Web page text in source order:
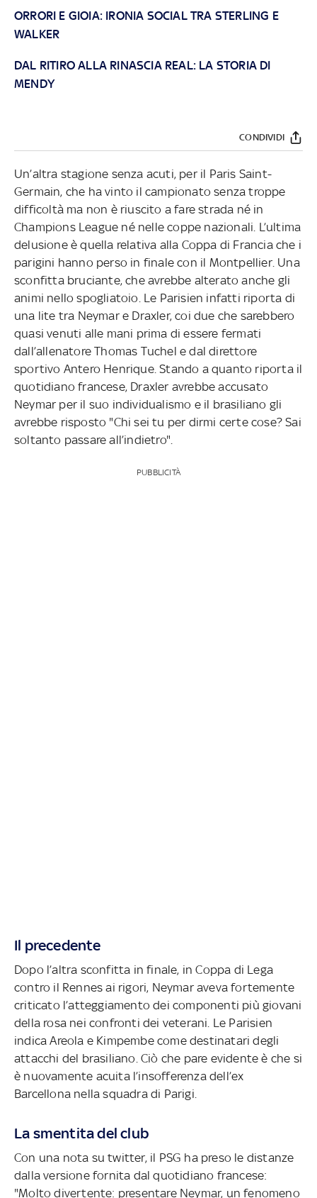
ORRORI E GIOIA: IRONIA SOCIAL TRA STERLING E
WALKER
DAL RITIRO ALLA RINASCIA REAL: LA STORIA DI
MENDY
CONDIVIDI
Un’altra stagione senza acuti, per il Paris Saint-
Germain, che ha vinto il campionato senza troppe
difficoltà ma non è riuscito a fare strada né in
Champions League né nelle coppe nazionali. L’ultima
delusione è quella relativa alla Coppa di Francia che i
parigini hanno perso in finale con il Montpellier. Una
sconfitta bruciante, che avrebbe alterato anche gli
animi nello spogliatoio. Le Parisien infatti riporta di
una lite tra Neymar e Draxler, coi due che sarebbero
quasi venuti alle mani prima di essere fermati
dall’allenatore Thomas Tuchel e dal direttore
sportivo Antero Henrique. Stando a quanto riporta il
quotidiano francese, Draxler avrebbe accusato
Neymar per il suo individualismo e il brasiliano gli
avrebbe risposto "Chi sei tu per dirmi certe cose? Sai
soltanto passare all’indietro".
PUBBLICITÀ
Il precedente
Dopo l’altra sconfitta in finale, in Coppa di Lega
contro il Rennes ai rigori, Neymar aveva fortemente
criticato l’atteggiamento dei componenti più giovani
della rosa nei confronti dei veterani. Le Parisien
indica Areola e Kimpembe come destinatari degli
attacchi del brasiliano. Ciò che pare evidente è che si
è nuovamente acuita l’insofferenza dell’ex
Barcellona nella squadra di Parigi.
La smentita del club
Con una nota su twitter, il PSG ha preso le distanze
dalla versione fornita dal quotidiano francese:
"Molto divertente: presentare Neymar, un fenomeno